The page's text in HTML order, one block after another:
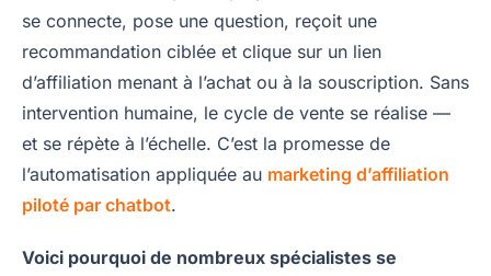
se connecte, pose une question, reçoit une
recommandation ciblée et clique sur un lien
d’affiliation menant à l’achat ou à la souscription. Sans
intervention humaine, le cycle de vente se réalise —
et se répète à l’échelle. C’est la promesse de
l’automatisation appliquée au marketing d’affiliation
piloté par chatbot.
Voici pourquoi de nombreux spécialistes se